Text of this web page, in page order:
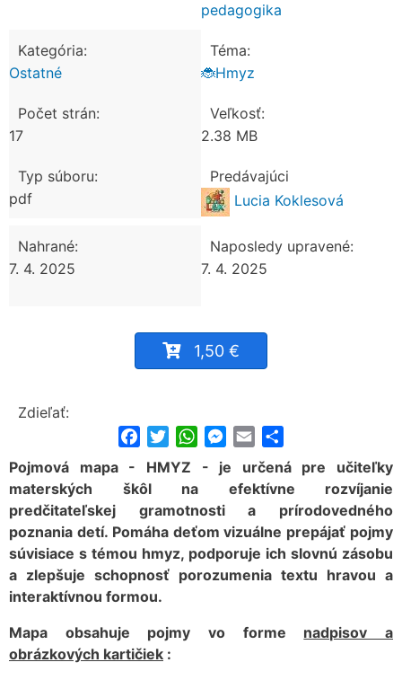
pedagogika
Kategória:
Ostatné
Téma:
🐞Hmyz
Počet strán:
17
Veľkosť:
2.38 MB
Typ súboru:
pdf
Predávajúci
Lucia Koklesová
Nahrané:
7. 4. 2025
Naposledy upravené:
7. 4. 2025
1,50 €
Zdieľať:
FacebookTwitterWhatsApp
Messenger
Email
Pojmová mapa - HMYZ - je určená pre učiteľky
materských škôl na efektívne rozvíjanie
predčitateľskej gramotnosti a prírodovedného
poznania detí. Pomáha deťom vizuálne prepájať pojmy
súvisiace s témou hmyz, podporuje ich slovnú zásobu
a zlepšuje schopnosť porozumenia textu hravou a
interaktívnou formou.
Mapa obsahuje pojmy vo forme nadpisov a
obrázkových kartičiek :